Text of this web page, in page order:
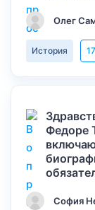
Олег
История
Федоре
София